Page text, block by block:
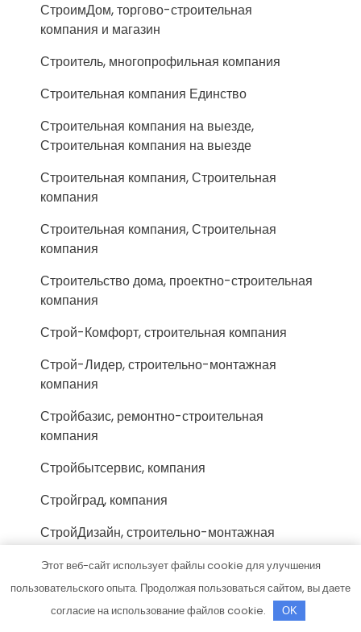
СтроимДом, торгово-строительная
компания и магазин
Строитель, многопрофильная компания
Строительная компания Единство
Строительная компания на выезде,
Строительная компания на выезде
Строительная компания, Строительная
компания
Строительная компания, Строительная
компания
Строительство дома, проектно-строительная
компания
Строй-Комфорт, строительная компания
Строй-Лидер, строительно-монтажная
компания
Стройбазис, ремонтно-строительная
компания
Стройбытсервис, компания
Стройград, компания
СтройДизайн, строительно-монтажная
Стройка, строительно-ремонтная компания
СтройКом, торгово-строительная компания
Этот веб-сайт использует файлы cookie для улучшения
пользовательского опыта. Продолжая пользоваться сайтом, вы даете
согласие на использование файлов cookie.
OK